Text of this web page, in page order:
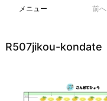
メニュー 前へ
R507jikou-kondate